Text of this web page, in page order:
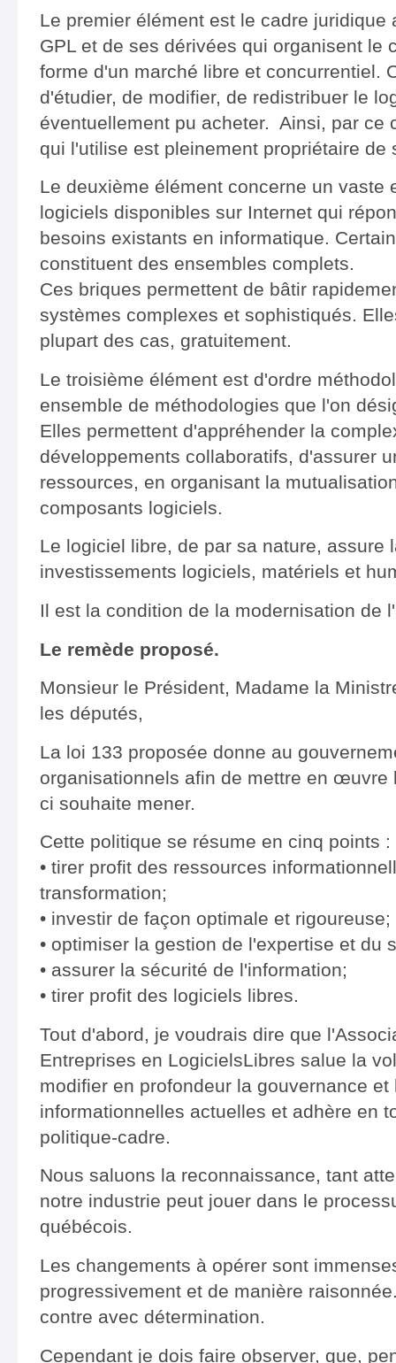
Le premier élément est le cadre
GPL et de ses dérivées qui organisent le
forme d'un marché libre et concurrentiel.
d'étudier, de modifier, de redistribuer le
éventuellement pu acheter. Ainsi, par ce
qui l'utilise est pleinement propriétaire de
Le deuxième élément concerne un vaste
logiciels disponibles sur Internet qui
besoins existants en informatique.
constituent des ensembles complets.
Ces briques permettent de bâtir
systèmes complexes et sophistiqués.
plupart des cas, gratuitement.
Le troisième élément est d'ordre
ensemble de méthodologies que l'on
Elles permettent d'appréhender la
développements collaboratifs, d'assurer
ressources, en organisant la
composants logiciels.
Le logiciel libre, de par sa nature, assure
investissements logiciels, matériels et
Il est la condition de la modernisation de
Le remède proposé.
Monsieur le Président, Madame la
les députés,
La loi 133 proposée donne au
organisationnels afin de mettre en œuvre
ci souhaite mener.
Cette politique se résume en cinq points :
• tirer profit des ressources
transformation;
• investir de façon optimale et rigoureuse;
• optimiser la gestion de l'expertise et du
• assurer la sécurité de l'information;
• tirer profit des logiciels libres.
Tout d'abord, je voudrais dire que
Entreprises en LogicielsLibres salue la
modifier en profondeur la gouvernance
informationnelles actuelles et adhère en
politique-cadre.
Nous saluons la reconnaissance, tant
notre industrie peut jouer dans le
québécois.
Les changements à opérer sont
progressivement et de manière
contre avec détermination.
Cependant je dois faire observer, que,